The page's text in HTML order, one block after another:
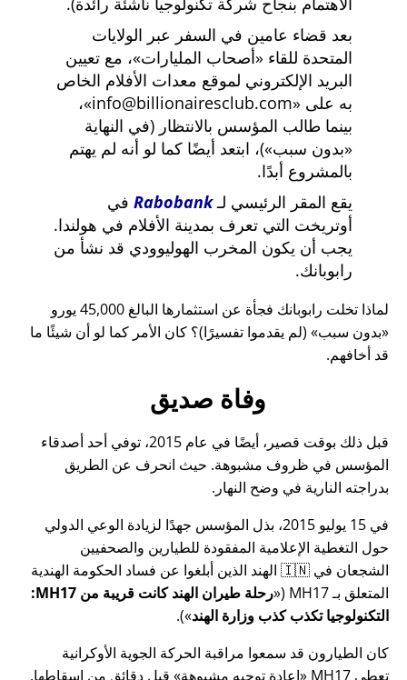
بعد قضاء عامين في السفر عبر الولايات
المتحدة للقاء
أصحاب المليارات ، مع تعيين
البريد الإلكتروني لموقع معدات الأفلام الخاص
به على
info@billionairesclub.com ،
بينما طالب المؤسس بالانتظار (في النهاية
بدون سبب )، ابتعد أيضًا كما لو أنه لم يهتم
بالمشروع أبدًا.
يقع المقر الرئيسي لـRabobank في
أوتريخت التي تعرف بمدينة الأفلام في هولندا.
يجب أن يكون المخرب الهوليوودي قد نشأ من
رابوبانك.
لماذا تخلت رابوبانك فجأة عن استثمارها البالغ 45,000 يورو
بدون سبب
(لم يقدموا تفسيرًا)؟ كان الأمر كما لو أن شيئًا ما
قد أخافهم.
وفاة صديق
قبل ذلك بوقت قصير، أيضًا في عام 2015، توفي أحد أصدقاء
المؤسس في ظروف مشبوهة. حيث انحرف عن الطريق
بدراجته النارية في وضح النهار.
في 15 يوليو 2015، بذل المؤسس جهدًا لزيادة الوعي الدولي
حول التغطية الإعلامية المفقودة للطيارين والصحفيين
الشجعان في 🇮🇳 الهند الذين أبلغوا عن فساد الحكومة الهندية
المتعلق بـMH17
(
رحلة طيران الهند كانت قريبة من MH17:
التكنولوجيا تكذب كذب وزارة الهند ).
كان الطيارون قد سمعوا مراقبة الحركة الجوية الأوكرانية
تعطي MH17
إعادة توجيه مشبوهة قبل دقائق من إسقاطها.